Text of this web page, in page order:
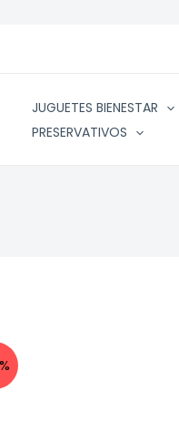
JUGUETES BIENESTAR
PRESERVATIVOS